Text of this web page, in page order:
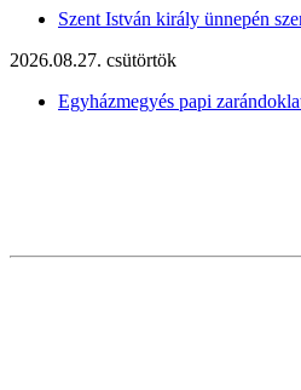
Szent István király ünnepén
2026.08.27. csütörtök
Egyházmegyés papi